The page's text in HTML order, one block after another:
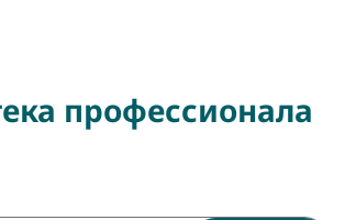
профессионала